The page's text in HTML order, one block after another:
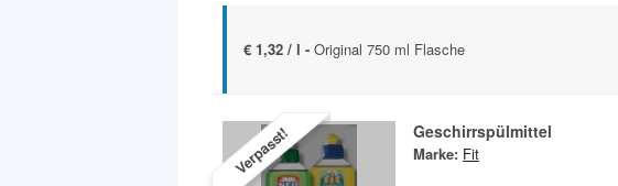
€ 1,32 / l - Original 750 ml Flasche
Verpasst! Geschirrspülmittel
Marke: Fit